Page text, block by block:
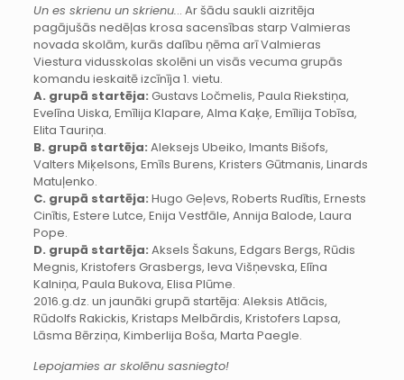
Un es skrienu un skrienu... Ar šādu saukli aizritēja
pagājušās nedēļas krosa sacensības starp Valmieras
novada skolām, kurās dalību ņēma arī Valmieras
Viestura vidusskolas skolēni un visās vecuma grupās
komandu ieskaitē izcīnīja 1. vietu.
A. grupā startēja: Gustavs Ločmelis, Paula Riekstiņa,
Evelīna Uiska, Emīlija Klapare, Alma Kaķe, Emīlija Tobīsa,
Elita Tauriņa.
B. grupā startēja: Aleksejs Ubeiko, Imants Bišofs,
Valters Miķelsons, Emīls Burens, Kristers Gūtmanis, Linards
Matuļenko.
C. grupā startēja: Hugo Geļevs, Roberts Rudītis, Ernests
Cinītis, Estere Lutce, Enija Vestfāle, Annija Balode, Laura
Pope.
D. grupā startēja: Aksels Šakuns, Edgars Bergs, Rūdis
Megnis, Kristofers Grasbergs, Ieva Višņevska, Elīna
Kalniņa, Paula Bukova, Elisa Plūme.
2016.g.dz. un jaunāki grupā startēja: Aleksis Atlācis,
Rūdolfs Rakickis, Kristaps Melbārdis, Kristofers Lapsa,
Lāsma Bērziņa, Kimberlija Boša, Marta Paegle.
Lepojamies ar skolēnu sasniegto!